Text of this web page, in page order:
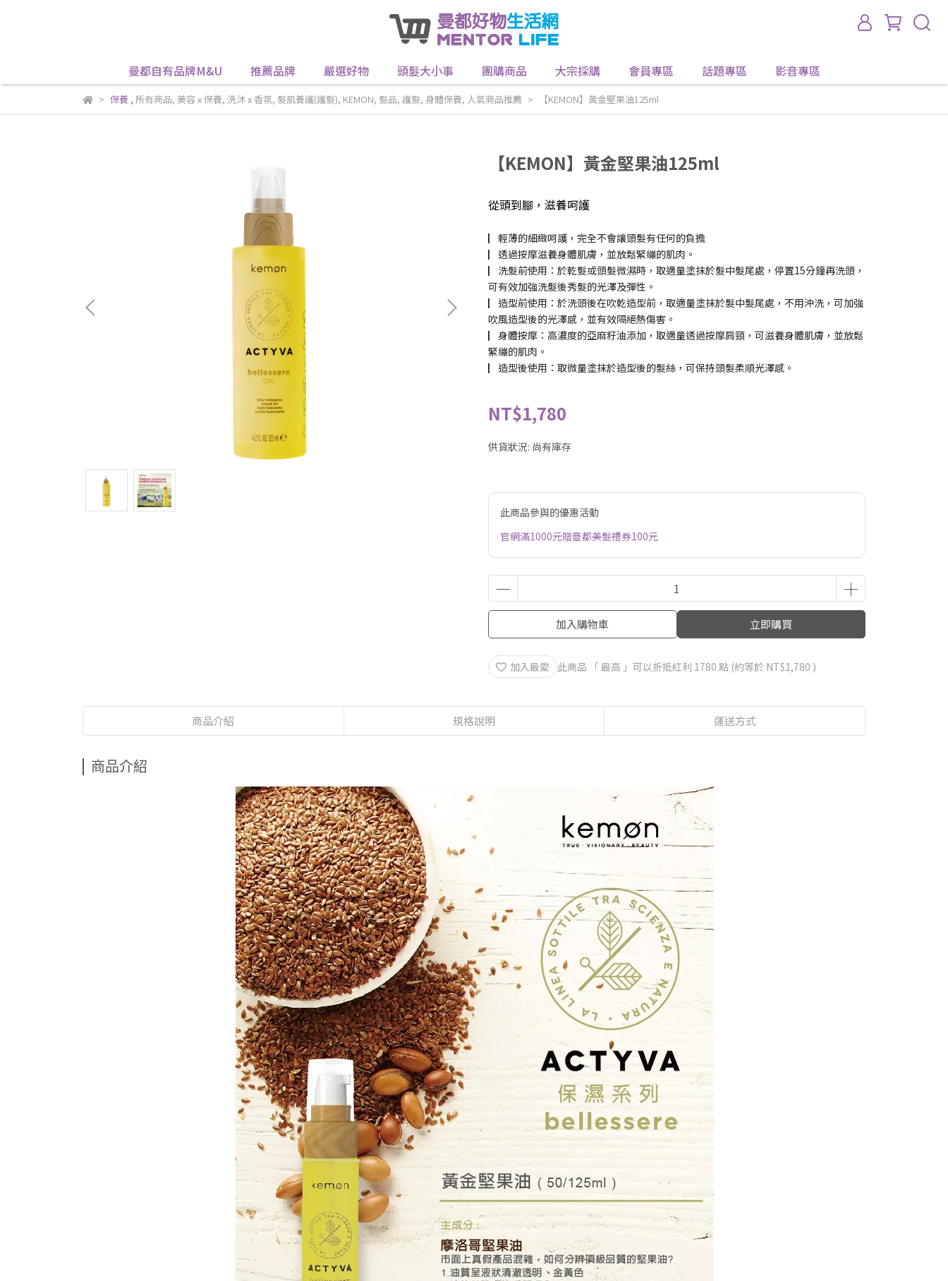
曼都自有品牌M&U 推薦品牌 嚴選好物 頭髮大小事 團購商品 大宗採購 會員專區 話題專區 影音專區
保養, 所有商品, 美容 x 保養, 洗沐 x 香氛, 髮肌養護(護髮), KEMON, 髮品, 護髮, 身體保養, 人氣商品推薦 【KEMON】黃金堅果油125ml
【KEMON】黃金堅果油125ml
從頭到腳，滋養呵護
▏輕薄的細緻呵護，完全不會讓頭髮有任何的負擔
▏透過按摩滋養身體肌膚，並放鬆緊繃的肌肉。
▏洗髮前使用：於乾髮或頭髮微濕時，取適量塗抹於髮中髮尾處，停置15分鐘再洗頭，
可有效加強洗髮後秀髮的光澤及彈性。
▏造型前使用：於洗頭後在吹乾造型前，取適量塗抹於髮中髮尾處，不用沖洗，可加強
吹風造型後的光澤感，並有效隔絕熱傷害。
▏身體按摩：高濃度的亞麻籽油添加，取適量透過按摩肩頸，可滋養身體肌膚，並放鬆
緊繃的肌肉。
▏造型後使用：取微量塗抹於造型後的髮絲，可保持頭髮柔順光澤感。
NT$1,780
供貨狀況: 尚有庫存
此商品參與的優惠活動
官網滿1000元贈曼都美髮禮券100元
加入購物車 立即購買
加入最愛 此商品 「 最高 」可以折抵紅利 1780 點 (約等於 NT$1,780 )
商品介紹 規格說明 運送方式
商品介紹